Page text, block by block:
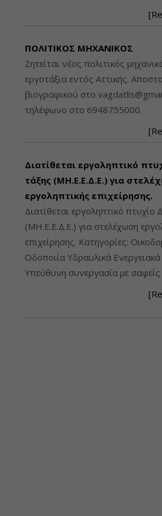
ΠΟΛΙΤΙΚΟΣ ΜΗΧΑΝΙΚΟΣ
Ζητείται νέος πολιτικός
εργοτάξια εντός Αττικής.
βιογραφικού στο
τηλέφωνο στο 6948755000.
Διατίθεται εργοληπτικό
τάξης (ΜΗ.Ε.Ε.Δ.Ε.) για
εργοληπτικής επιχείρησης.
Διατίθεται εργοληπτικό πτυχίο
(ΜΗ.Ε.Ε.Δ.Ε.) για στελέχωση
επιχείρησης. Κατηγορίες:
Οδοποιία Υδραυλικά Ενεργειακά
Υπεύθυνη συνεργασία με
Τιμή
Τιμή